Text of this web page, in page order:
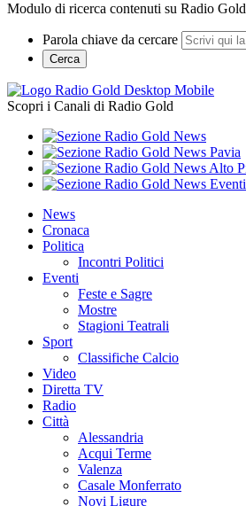
Modulo di ricerca contenuti su Radio Gold
Parola chiave da cercare
Cerca
Scopri i Canali di Radio Gold
News
Cronaca
Politica
Incontri Politici
Eventi
Feste e Sagre
Mostre
Stagioni Teatrali
Sport
Classifiche Calcio
Video
Diretta TV
Radio
Città
Alessandria
Acqui Terme
Valenza
Casale Monferrato
Novi Ligure